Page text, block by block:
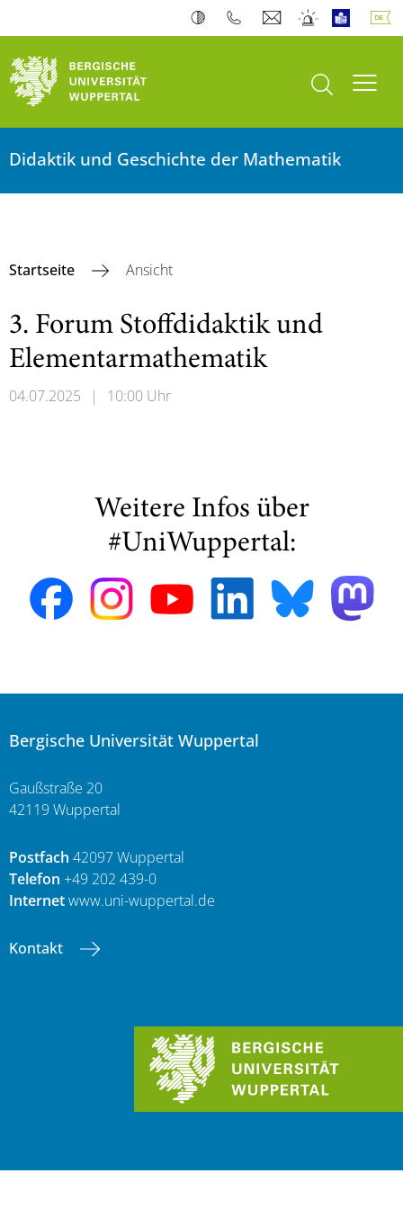
Suche öffnen
Didaktik und Geschichte der Mathematik
Startseite Ansicht
3. Forum Stoffdidaktik und
Elementarmathematik
04.07.2025 | 10:00 Uhr
Weitere Infos über
#UniWuppertal:
Bergische Universität Wuppertal
Gaußstraße 20
42119 Wuppertal
Postfach 42097 Wuppertal
Telefon +49 202 439-0
Internetwww.uni-wuppertal.de
Kontakt